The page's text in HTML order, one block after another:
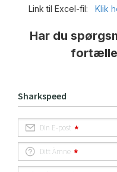
Link til Excel-fil: Klik
Har du